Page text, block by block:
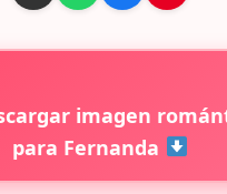
imagen
para Fernanda